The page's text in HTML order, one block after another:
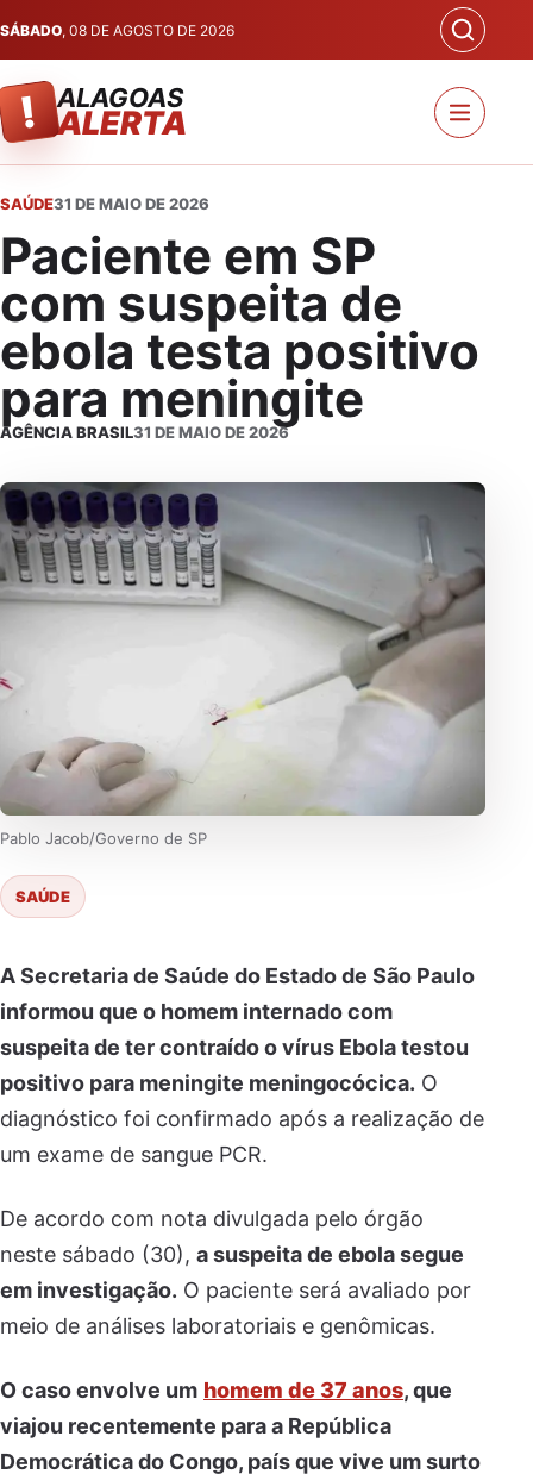
SÁBADO, 08 DE AGOSTO DE 2026
! ALAGOAS
ALERTA
SAÚDE31 DE MAIO DE 2026
Paciente em SP
com suspeita de
ebola testa positivo
para meningite
AGÊNCIA BRASIL31 DE MAIO DE 2026
Pablo Jacob/Governo de SP
SAÚDE
A Secretaria de Saúde do Estado de São Paulo
informou que o homem internado com
suspeita de ter contraído o vírus Ebola testou
positivo para meningite meningocócica. O
diagnóstico foi confirmado após a realização de
um exame de sangue PCR.
De acordo com nota divulgada pelo órgão
neste sábado (30), a suspeita de ebola segue
em investigação. O paciente será avaliado por
meio de análises laboratoriais e genômicas.
O caso envolve um homem de 37 anos, que
viajou recentemente para a República
Democrática do Congo, país que vive um surto